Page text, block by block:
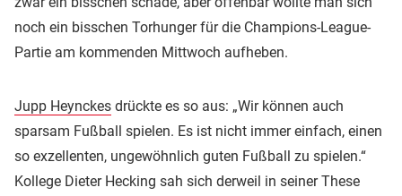
noch ein bisschen Torhunger für die Champions-League-
Partie am kommenden Mittwoch aufheben.
Jupp Heynckes drückte es so aus: „Wir können auch
sparsam Fußball spielen. Es ist nicht immer einfach, einen
so exzellenten, ungewöhnlich guten Fußball zu spielen.“
Kollege Dieter Hecking sah sich derweil in seiner These